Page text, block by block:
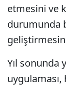
etmesini ve
durumunda
Yıl sonunda